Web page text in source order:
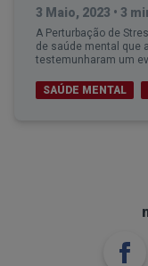
3 Maio, 2023 • 3
A Perturbação de
de saúde mental que
testemunharam um
SAÚDE MENTAL